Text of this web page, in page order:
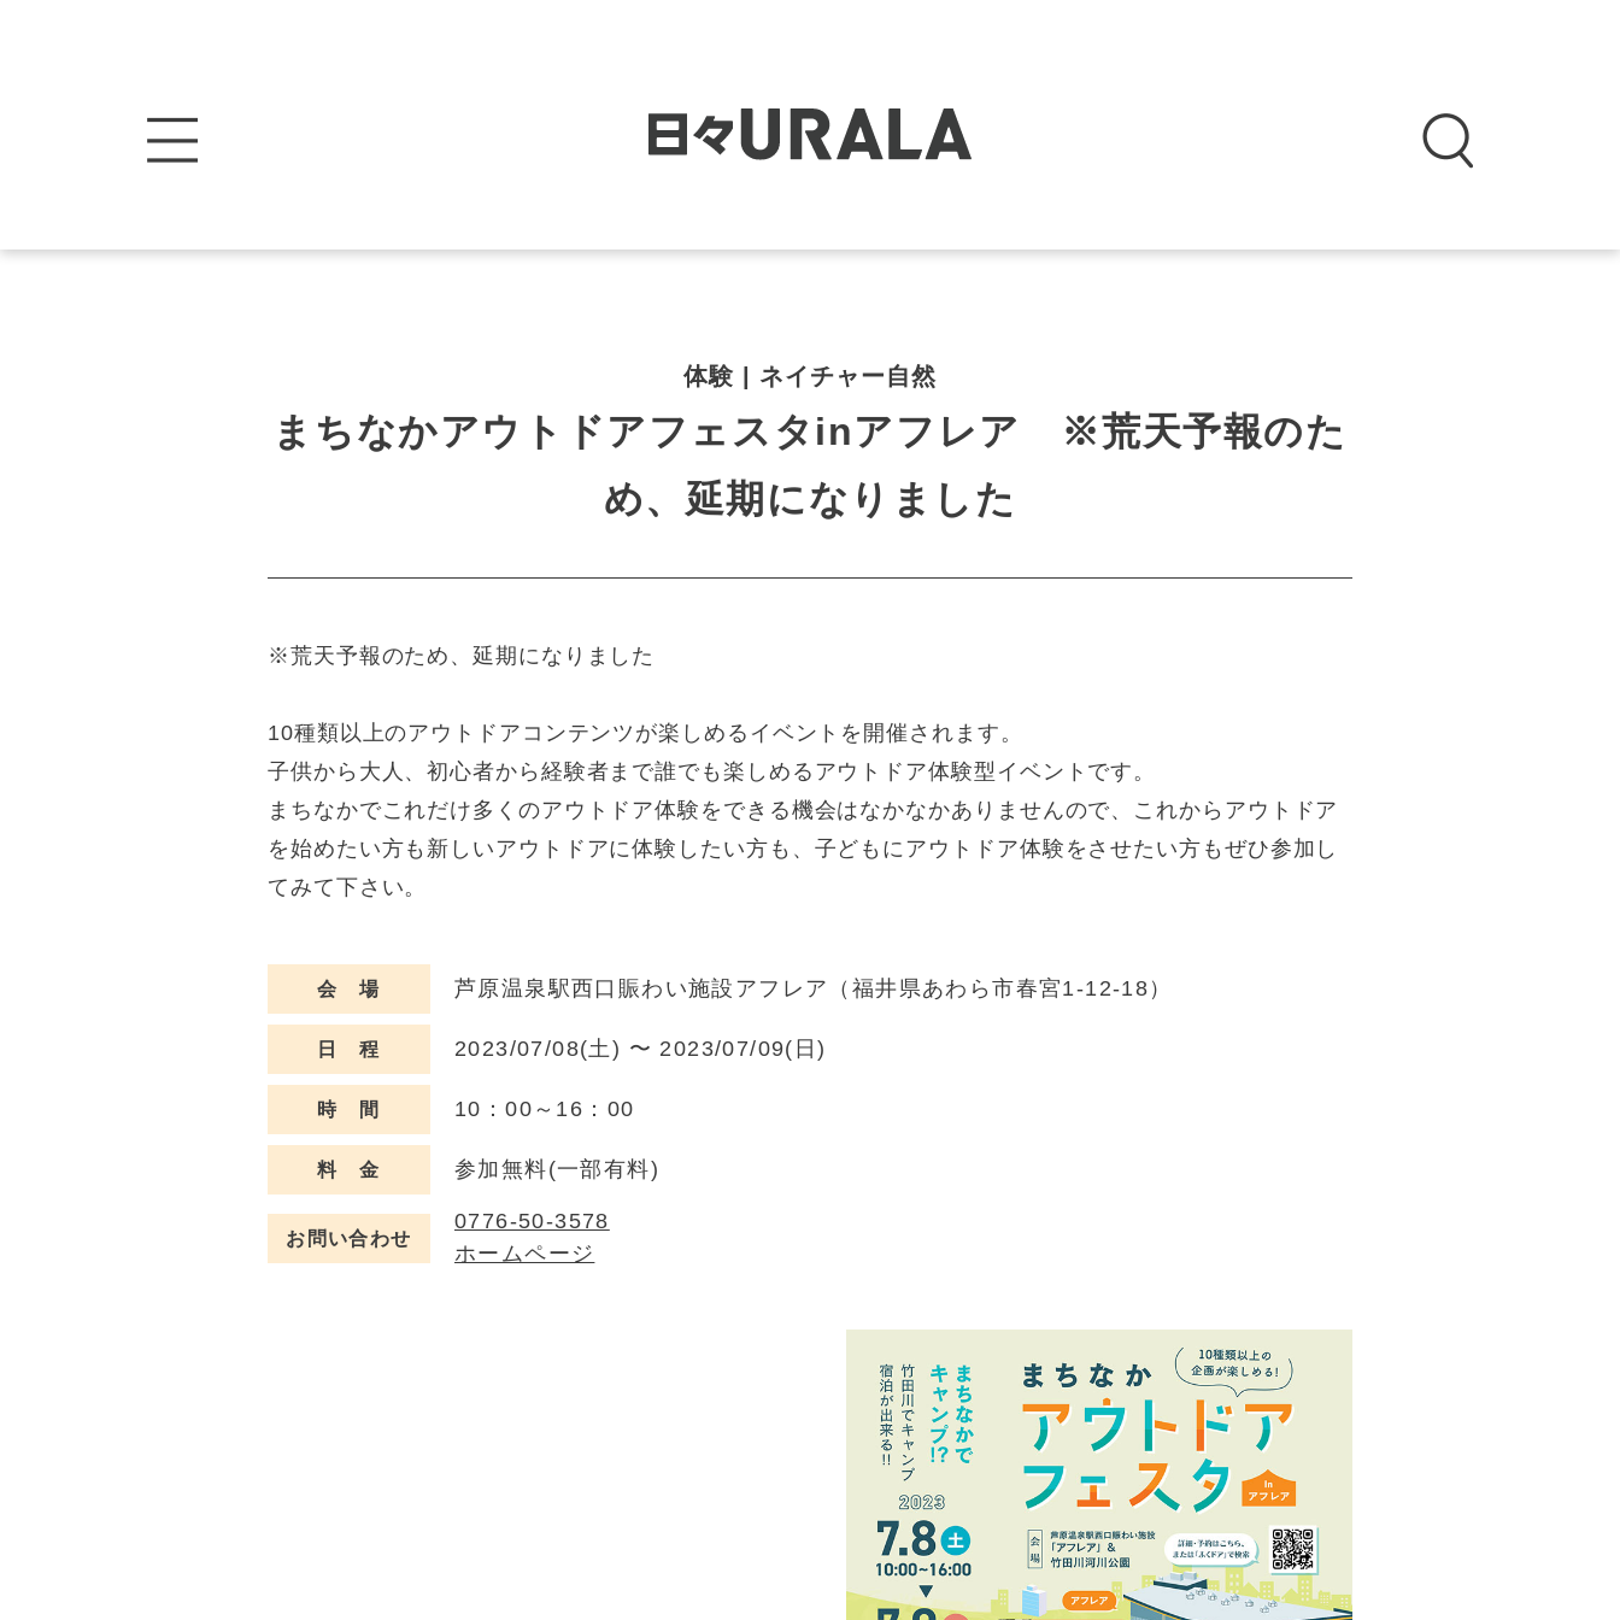
体験 | ネイチャー自然
まちなかアウトドアフェスタinアフレア ※荒天予報のた
め、延期になりました
※荒天予報のため、延期になりました
10種類以上のアウトドアコンテンツが楽しめるイベントを開催されます。
子供から大人、初心者から経験者まで誰でも楽しめるアウトドア体験型イベントです。
まちなかでこれだけ多くのアウトドア体験をできる機会はなかなかありませんので、これからアウトドア
を始めたい方も新しいアウトドアに体験したい方も、子どもにアウトドア体験をさせたい方もぜひ参加し
てみて下さい。
会 場 芦原温泉駅西口賑わい施設アフレア（福井県あわら市春宮1-12-18）
日 程 2023/07/08(土) 〜 2023/07/09(日)
時 間 10：00～16：00
料 金 参加無料(一部有料)
お問い合わせ
0776‐50‐3578
ホームページ